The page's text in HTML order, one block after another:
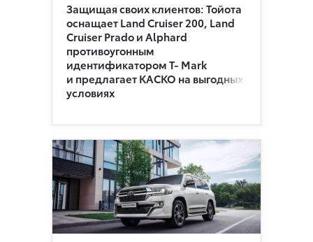
Защищая своих клиентов: Тойота
оснащает Land Cruiser 200, Land
Cruiser Prado и Alphard
противоугонным
идентификатором Т- Mark
и предлагает КАСКО на выгодных
условиях